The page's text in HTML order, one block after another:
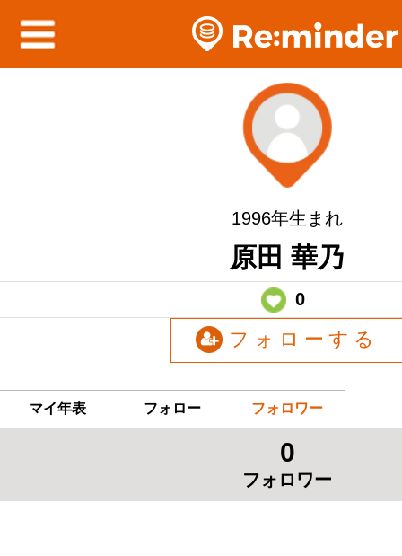
1996年生まれ
原田 華乃
0
フォローする
マイ年表 フォロー フォロワー
0
フォロワー